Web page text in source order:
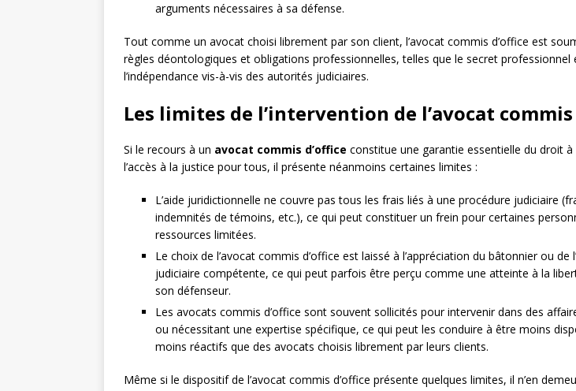
arguments nécessaires à sa défense.
Tout comme un avocat choisi librement par son client, l’avocat commis d’office est
règles déontologiques et obligations professionnelles, telles que le secret professionnel
l’indépendance vis-à-vis des autorités judiciaires.
Les limites de l’intervention de l’avocat commis
Si le recours à un avocat commis d’office constitue une garantie essentielle du droit
l’accès à la justice pour tous, il présente néanmoins certaines limites :
L’aide juridictionnelle ne couvre pas tous les frais liés à une procédure judiciaire
indemnités de témoins, etc.), ce qui peut constituer un frein pour certaines
ressources limitées.
Le choix de l’avocat commis d’office est laissé à l’appréciation du bâtonnier ou de
judiciaire compétente, ce qui peut parfois être perçu comme une atteinte à la
son défenseur.
Les avocats commis d’office sont souvent sollicités pour intervenir dans des
ou nécessitant une expertise spécifique, ce qui peut les conduire à être moins
moins réactifs que des avocats choisis librement par leurs clients.
Même si le dispositif de l’avocat commis d’office présente quelques limites, il n’en